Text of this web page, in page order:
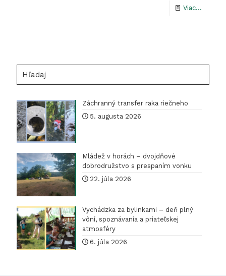
Viac...
v
letnom
Záchranný transfer raka riečneho
5. augusta 2026
Mládež v horách – dvojdňové
dobrodružstvo s prespaním vonku
22. júla 2026
Vychádzka za bylinkami – deň plný
vôní, spoznávania a priateľskej
atmosféry
6. júla 2026